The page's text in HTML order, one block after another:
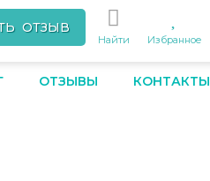
ОТЗЫВ
Найти Избранное
ОТЗЫВЫ КОНТАКТЫ